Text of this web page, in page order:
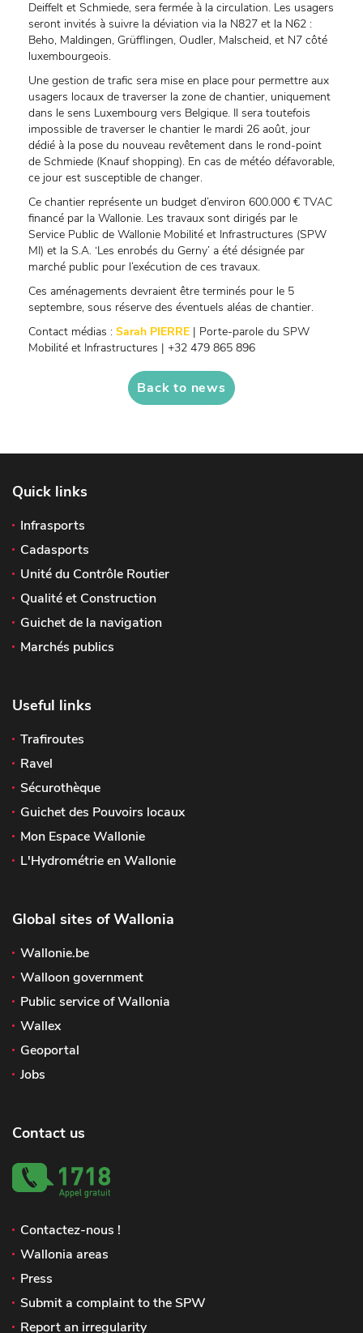
Deiffelt et Schmiede, sera fermée à la circulation. Les usagers
seront invités à suivre la déviation via la N827 et la N62 :
Beho, Maldingen, Grüfflingen, Oudler, Malscheid, et N7 côté
luxembourgeois.
Une gestion de trafic sera mise en place pour permettre aux
usagers locaux de traverser la zone de chantier, uniquement
dans le sens Luxembourg vers Belgique. Il sera toutefois
impossible de traverser le chantier le mardi 26 août, jour
dédié à la pose du nouveau revêtement dans le rond-point
de Schmiede (Knauf shopping). En cas de météo défavorable,
ce jour est susceptible de changer.
Ce chantier représente un budget d’environ 600.000 € TVAC
financé par la Wallonie. Les travaux sont dirigés par le
Service Public de Wallonie Mobilité et Infrastructures (SPW
MI) et la S.A. ‘Les enrobés du Gerny’ a été désignée par
marché public pour l’exécution de ces travaux.
Ces aménagements devraient être terminés pour le 5
septembre, sous réserve des éventuels aléas de chantier.
Contact médias : Sarah PIERRE | Porte-parole du SPW
Mobilité et Infrastructures | +32 479 865 896
Back to news
Quick links
Infrasports
Cadasports
Unité du Contrôle Routier
Qualité et Construction
Guichet de la navigation
Marchés publics
Useful links
Trafiroutes
Ravel
Sécurothèque
Guichet des Pouvoirs locaux
Mon Espace Wallonie
L'Hydrométrie en Wallonie
Global sites of Wallonia
Wallonie.be
Walloon government
Public service of Wallonia
Wallex
Geoportal
Jobs
Contact us
Contactez-nous !
Wallonia areas
Press
Submit a complaint to the SPW
Report an irregularity